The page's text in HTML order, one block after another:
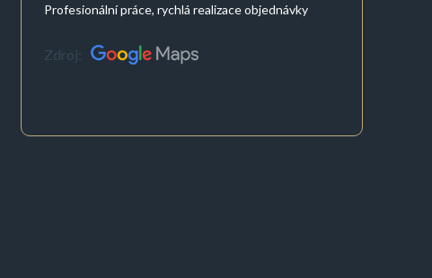
Profesionální práce, rychlá realizace objednávky
Zdroj: